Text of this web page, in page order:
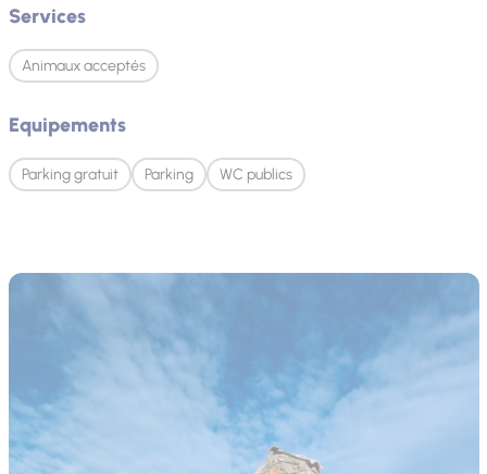
Services
Animaux acceptés
Equipements
Parking gratuit Parking WC publics